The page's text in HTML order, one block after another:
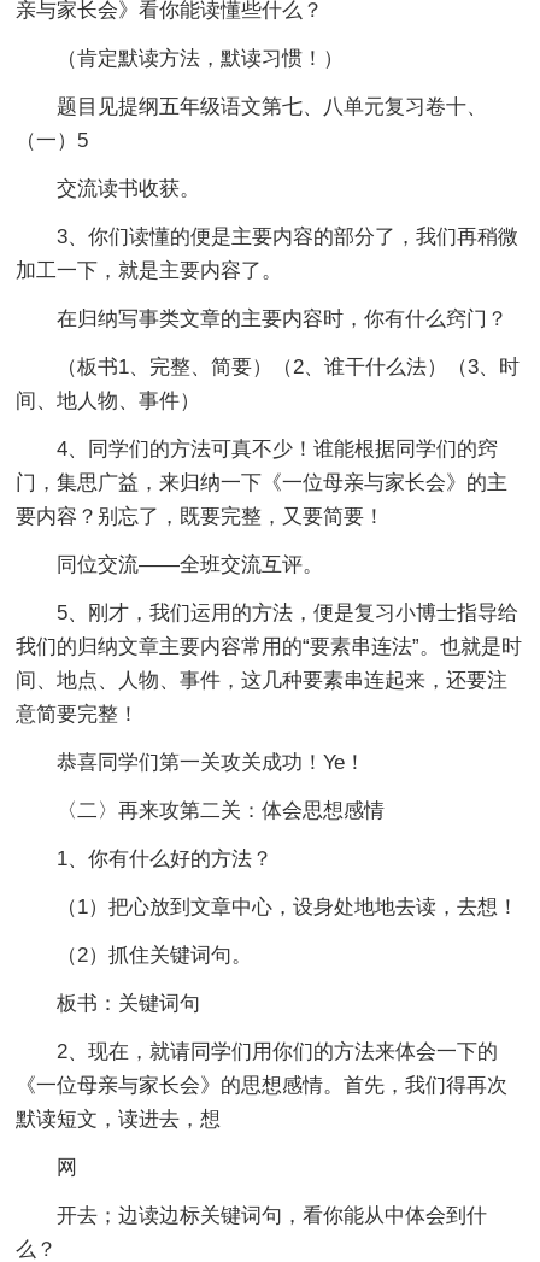
亲与家长会》看你能读懂些什么？
（肯定默读方法，默读习惯！）
题目见提纲五年级语文第七、八单元复习卷十、
（一）5
交流读书收获。
3、你们读懂的便是主要内容的部分了，我们再稍微
加工一下，就是主要内容了。
在归纳写事类文章的主要内容时，你有什么窍门？
（板书1、完整、简要）（2、谁干什么法）（3、时
间、地人物、事件）
4、同学们的方法可真不少！谁能根据同学们的窍
门，集思广益，来归纳一下《一位母亲与家长会》的主
要内容？别忘了，既要完整，又要简要！
同位交流——全班交流互评。
5、刚才，我们运用的方法，便是复习小博士指导给
我们的归纳文章主要内容常用的“要素串连法”。也就是时
间、地点、人物、事件，这几种要素串连起来，还要注
意简要完整！
恭喜同学们第一关攻关成功！Ye！
〈二〉再来攻第二关：体会思想感情
1、你有什么好的方法？
（1）把心放到文章中心，设身处地地去读，去想！
（2）抓住关键词句。
板书：关键词句
2、现在，就请同学们用你们的方法来体会一下的
《一位母亲与家长会》的思想感情。首先，我们得再次
默读短文，读进去，想
网
开去；边读边标关键词句，看你能从中体会到什
么？